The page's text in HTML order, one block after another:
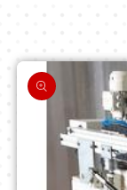
商品情
報にス
キップ